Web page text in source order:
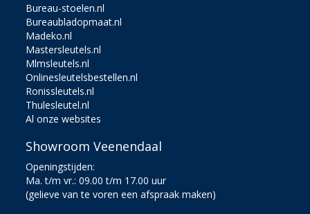
Bureau-stoelen.nl
Bureaubladopmaat.nl
Madeko.nl
Mastersleutels.nl
Mlmsleutels.nl
Onlinesleutelsbestellen.nl
Ronissleutels.nl
Thulesleutel.nl
Al onze websites
Showroom Veenendaal
Openingstijden:
Ma. t/m vr.: 09.00 t/m 17.00 uur
(gelieve van te voren een afspraak maken)